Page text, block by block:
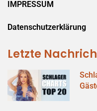
IMPRESSUM
Datenschutzerklärung
Letzte